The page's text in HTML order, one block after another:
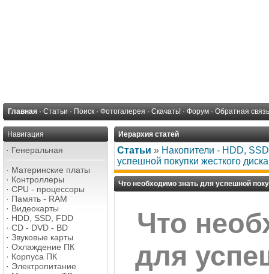
Главная · Статьи · Поиск · Фотогалерея · Скачать! · Форум · Обратная связь
Навигация
· Генеральная
· Материнские платы
· Контроллеры
· CPU - процессоры
· Память - RAM
· Видеокарты
· HDD, SSD, FDD
· CD - DVD - BD
· Звуковые карты
· Охлаждение ПК
· Корпуса ПК
· Электропитание
Иерархия статей
Статьи » Накопители - HDD,
успешной покупки жесткого
Что необходимо знать для успешной
Что
для